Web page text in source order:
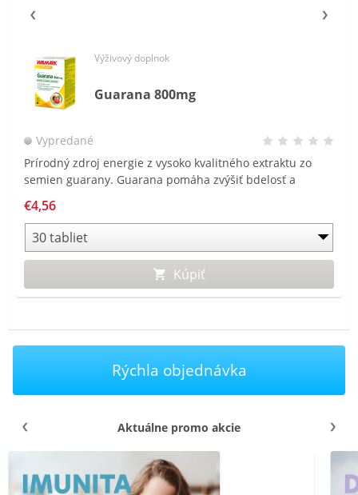
Výživový doplnok
Guarana 800mg
Vypredané
Prírodný zdroj energie z vysoko kvalitného extraktu zo
semien guarany. Guarana pomáha zvýšiť bdelosť a
posilňuje telo.
€4,56
Kúpiť
Rýchla objednávka
Aktuálne promo akcie